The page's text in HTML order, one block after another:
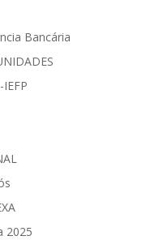
Bancária
2025